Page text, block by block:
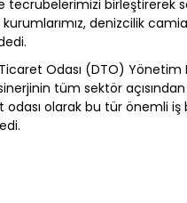
tecrübelerimizi birleştirerek
denizcilik
Odası (DTO) Yönetim
tüm sektör
odası olarak bu tür önemli